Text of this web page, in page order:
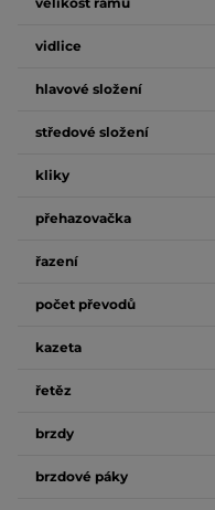
vidlice
hlavové složení
středové složení
kliky
přehazovačka
řazení
počet převodů
kazeta
řetěz
brzdy
brzdové páky